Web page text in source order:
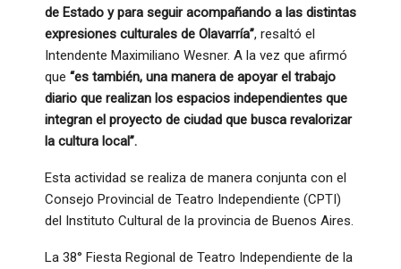
de Estado y para seguir acompañando a las distintas
expresiones culturales de Olavarría”, resaltó el
Intendente Maximiliano Wesner. A la vez que afirmó
que “es también, una manera de apoyar el trabajo
diario que realizan los espacios independientes que
integran el proyecto de ciudad que busca revalorizar
la cultura local”.
Esta actividad se realiza de manera conjunta con el
Consejo Provincial de Teatro Independiente (CPTI)
del Instituto Cultural de la provincia de Buenos Aires.
La 38° Fiesta Regional de Teatro Independiente de la